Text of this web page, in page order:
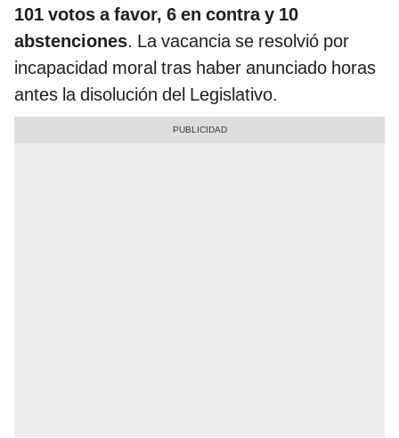
101 votos a favor, 6 en contra y 10
abstenciones. La vacancia se resolvió por
incapacidad moral tras haber anunciado horas
antes la disolución del Legislativo.